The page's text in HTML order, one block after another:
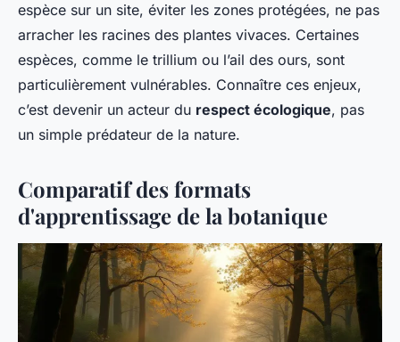
espèce sur un site, éviter les zones protégées, ne pas
arracher les racines des plantes vivaces. Certaines
espèces, comme le trillium ou l’ail des ours, sont
particulièrement vulnérables. Connaître ces enjeux,
c’est devenir un acteur du respect écologique, pas
un simple prédateur de la nature.
Comparatif des formats
d'apprentissage de la botanique